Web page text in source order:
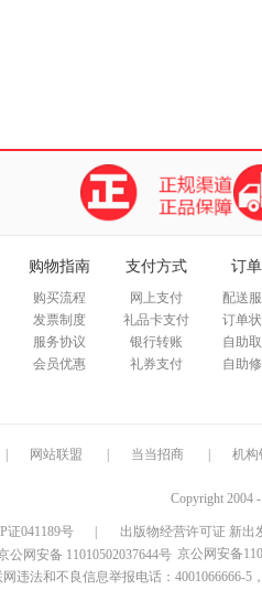
购物指南
购买流程
发票制度
服务协议
会员优惠
支付方式
网上支付
礼品卡支付
银行转账
礼券支付
订
配送
订单
自助
自助
网站联盟 当当招商 机构
Copyright 2004
证041189号
出版物经营许可证 新出
京公网安备
违法和不良信息举报电话：4001066666-5